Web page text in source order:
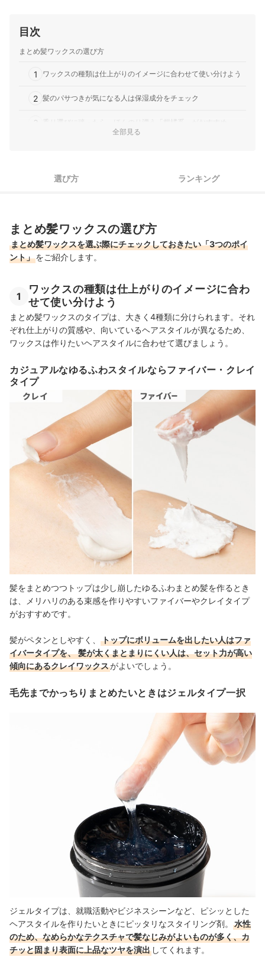
目次
まとめ髪ワックスの選び方
1 ワックスの種類は仕上がりのイメージに合わせて使い分けよう
2 髪のパサつきが気になる人は保湿成分をチェック
3 香り選びに迷ったら、ほんのり漂う「柑橘系」がおすすめ
汚れはしっかり落とそう！おすすめのシャンプーもチェック
全部見る
選び方 ランキング
まとめ髪ワックスの選び方
まとめ髪ワックスを選ぶ際にチェックしておきたい「3つのポイ
ント」をご紹介します。
1
ワックスの種類は仕上がりのイメージに合わ
せて使い分けよう
まとめ髪ワックスのタイプは、大きく4種類に分けられます。それ
ぞれ仕上がりの質感や、向いているヘアスタイルが異なるため、
ワックスは作りたいヘアスタイルに合わせて選びましょう。
カジュアルなゆるふわスタイルならファイバー・クレイ
タイプ
髪をまとめつつトップは少し崩したゆるふわまとめ髪を作るとき
は、メリハリのある束感を作りやすいファイバーやクレイタイプ
がおすすめです。
髪がペタンとしやすく、
トップにボリュームを出したい人はファ
イバータイプを、 髪が太くまとまりにくい人は、セット力が高い
傾向にあるクレイワックスがよいでしょう。
毛先までかっちりまとめたいときはジェルタイプ一択
ジェルタイプは、就職活動やビジネスシーンなど、ピシッとした
ヘアスタイルを作りたいときにピッタリなスタイリング剤。
水性
のため、なめらかなテクスチャで髪なじみがよいものが多く、カ
チッと固まり表面に上品なツヤを演出 してくれます。